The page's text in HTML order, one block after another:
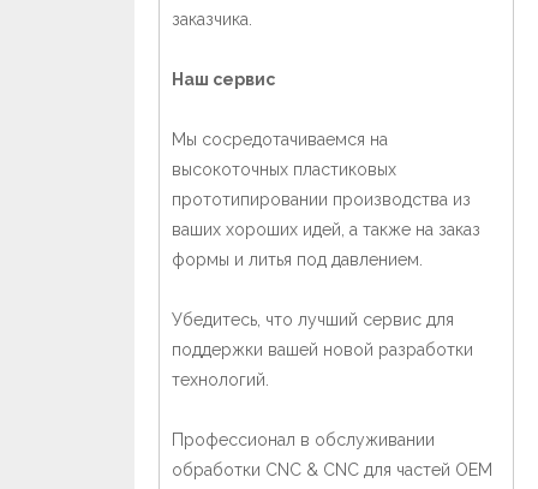
заказчика.
Наш сервис
Мы сосредотачиваемся на
высокоточных пластиковых
прототипировании производства из
ваших хороших идей, а также на заказ
формы и литья под давлением.
Убедитесь, что лучший сервис для
поддержки вашей новой разработки
технологий.
Профессионал в обслуживании
обработки CNC & CNC для частей OEM